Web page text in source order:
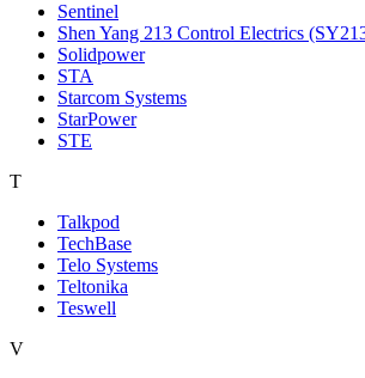
Sentinel
Shen Yang 213 Control Electrics
Solidpower
STA
Starcom Systems
StarPower
STE
T
Talkpod
TechBase
Telo Systems
Teltonika
Teswell
V